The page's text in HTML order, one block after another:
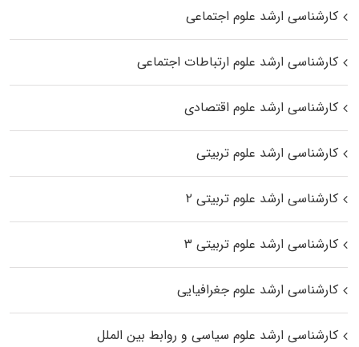
کارشناسی ارشد علوم اجتماعی
کارشناسی ارشد علوم ارتباطات اجتماعی
کارشناسی ارشد علوم اقتصادی
کارشناسی ارشد علوم تربیتی
کارشناسی ارشد علوم تربیتی ۲
کارشناسی ارشد علوم تربیتی ۳
کارشناسی ارشد علوم جغرافیایی
کارشناسی ارشد علوم سیاسی و روابط بین الملل